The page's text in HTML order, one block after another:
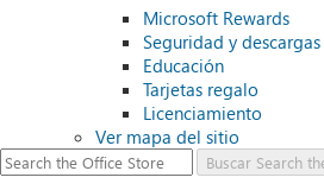
Microsoft Rewards
Seguridad y
Educación
Tarjetas regalo
Licenciamiento
Ver mapa del sitio
Buscar Search